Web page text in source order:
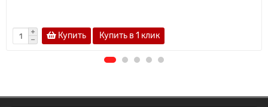
Купить Купить в 1 клик